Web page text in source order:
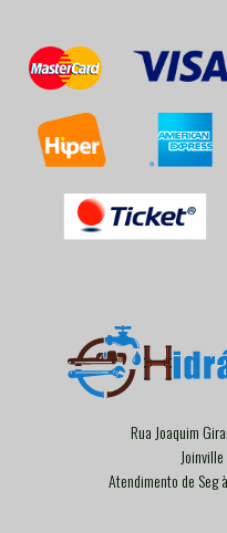
Rua Joaquim
Atendimento de Seg